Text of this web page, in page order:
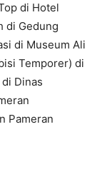
di Hotel
di Gedung
di Museum Ali
Temporer) di
Dinas
Pameran